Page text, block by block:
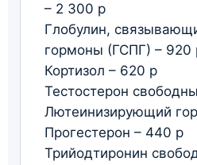
– 2 300 р
Глобулин,
гормоны (ГСПГ) – 920
Кортизол – 620 р
Тестостерон
Лютеинизирующий
Прогестерон – 440 р
Трийодтиронин